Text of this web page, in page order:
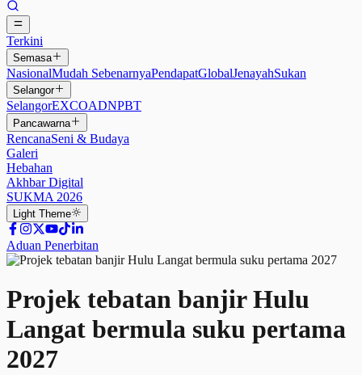
Terkini
Semasa
NasionalMudah SebenarnyaPendapatGlobalJenayahSukan
Selangor
SelangorEXCOADNPBT
Pancawarna
RencanaSeni & Budaya
Galeri
Hebahan
Akhbar Digital
SUKMA 2026
Light Theme
Aduan Penerbitan
Projek tebatan banjir Hulu
Langat bermula suku pertama
2027